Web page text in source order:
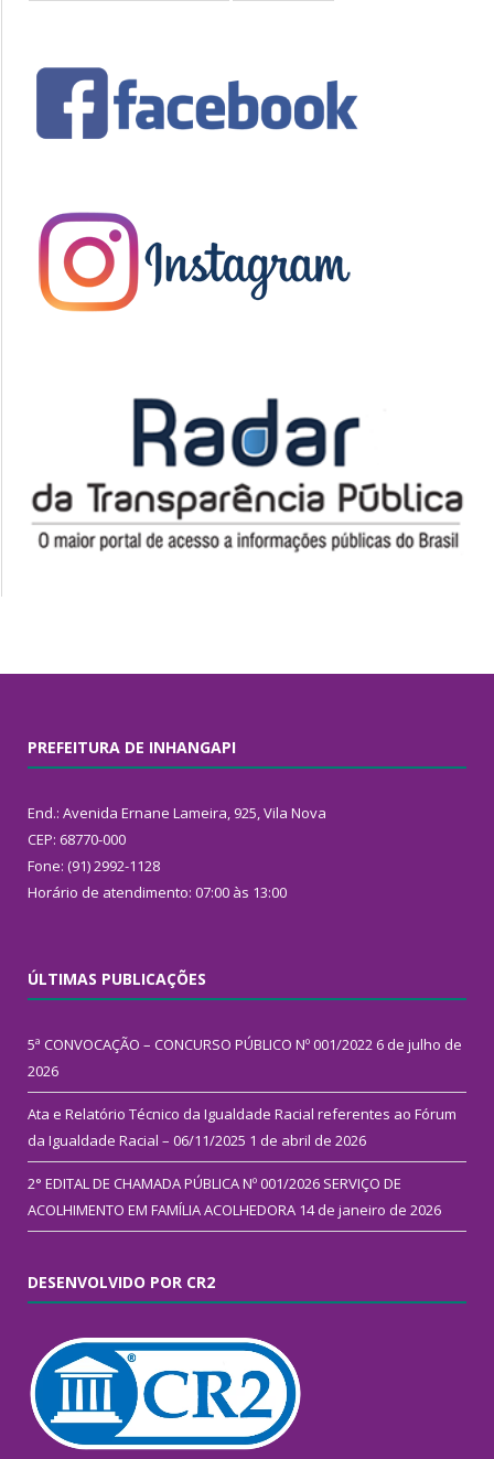
PREFEITURA DE INHANGAPI
End.: Avenida Ernane Lameira, 925, Vila Nova
CEP: 68770-000
Fone: (91) 2992-1128
Horário de atendimento: 07:00 às 13:00
ÚLTIMAS PUBLICAÇÕES
5ª CONVOCAÇÃO – CONCURSO PÚBLICO Nº 001/2022 6 de julho de
2026
Ata e Relatório Técnico da Igualdade Racial referentes ao Fórum
da Igualdade Racial – 06/11/2025 1 de abril de 2026
2° EDITAL DE CHAMADA PÚBLICA Nº 001/2026 SERVIÇO DE
ACOLHIMENTO EM FAMÍLIA ACOLHEDORA 14 de janeiro de 2026
DESENVOLVIDO POR CR2